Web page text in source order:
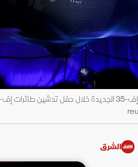
الشرق